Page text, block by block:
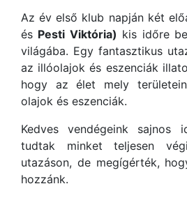
Az év első klub napján két
és Pesti Viktória) kis időre
világába. Egy fantasztikus
az illóolajok és eszenciák
hogy az élet mely
olajok és eszenciák.
Kedves vendégeink sajnos
tudtak minket teljesen
utazáson, de megígérték,
hozzánk.